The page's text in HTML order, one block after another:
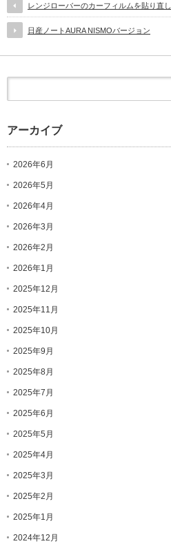
レンジローバーのカーフィルムを貼り直し
日産ノートAURA NISMOバージョン
アーカイブ
2026年6月
2026年5月
2026年4月
2026年3月
2026年2月
2026年1月
2025年12月
2025年11月
2025年10月
2025年9月
2025年8月
2025年7月
2025年6月
2025年5月
2025年4月
2025年3月
2025年2月
2025年1月
2024年12月